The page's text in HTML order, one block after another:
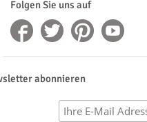
Folgen Sie uns auf
abonnieren